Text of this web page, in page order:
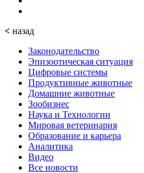
< назад
Законодательство
Эпизоотическая ситуация
Цифровые системы
Продуктивные животные
Домашние животные
Зообизнес
Наука и Технологии
Мировая ветеринария
Образование и карьера
Аналитика
Видео
Все новости